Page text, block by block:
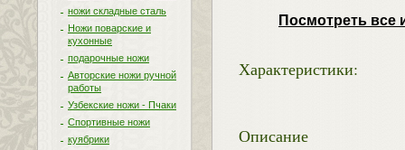
ножи складные сталь
Ножи поварские и
кухонные
подарочные ножи
Авторские ножи ручной
работы
Узбекские ножи - Пчаки
Спортивные ножи
куябрики
Посмотреть все
Характеристики:
Описание